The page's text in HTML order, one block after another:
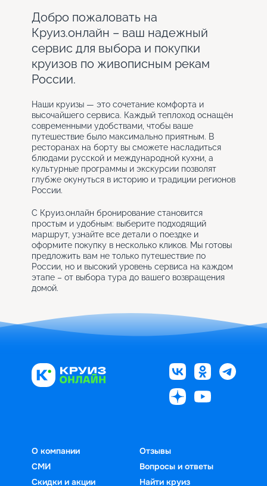
Добро пожаловать на
Круиз.онлайн – ваш надежный
сервис для выбора и покупки
круизов по живописным рекам
России.
Наши круизы — это сочетание комфорта и
высочайшего сервиса. Каждый теплоход оснащён
современными удобствами, чтобы ваше
путешествие было максимально приятным. В
ресторанах на борту вы сможете насладиться
блюдами русской и международной кухни, а
культурные программы и экскурсии позволят
глубже окунуться в историю и традиции регионов
России.
С Круиз.онлайн бронирование становится
простым и удобным: выберите подходящий
маршрут, узнайте все детали о поездке и
оформите покупку в несколько кликов. Мы готовы
предложить вам не только путешествие по
России, но и высокий уровень сервиса на каждом
этапе – от выбора тура до вашего возвращения
домой.
О компании
СМИ
Скидки и акции
Отзывы
Вопросы и ответы
Найти круиз